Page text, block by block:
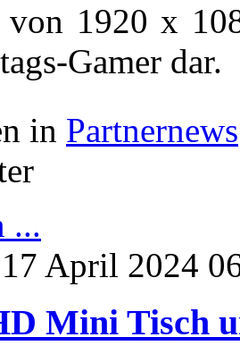
von 1920 x
Gamer dar.
in Partnernews
...
April 2024
Mini Tisch